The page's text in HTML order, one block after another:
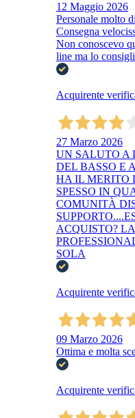
12 Maggio 2026
Personale molto
Consegna
Non conoscevo
line ma lo
Acquirente
27 Marzo 2026
UN SALUTO A
DEL BASSO E
HA IL MERITO
SPESSO IN
COMUNITÀ
ACQUISTO? LA
SOLA
Acquirente
09 Marzo 2026
Ottima e molta
Acquirente